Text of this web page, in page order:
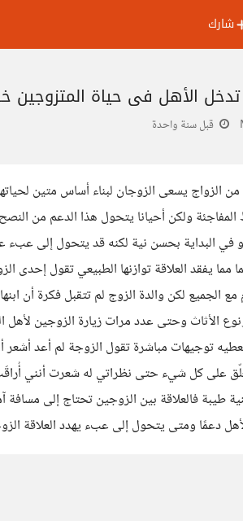
شارك
الأهل في حياة المتزوجين
قبل سنة واحدة
الزواج يسعى الزوجان لبناء أساس متين
ولكن أحيانا يتحول هذا الدعم من
في البداية بحسن نية لكنه قد يتحول إلى عبء
مما يفقد العلاقة توازنها الطبيعي تقول
مع الجميع لكن والدة الزوج لم تتقبل فكرة أن
الأثاث وحتى عدد مرات زيارة الزوجين
توجيهات مباشرة تقول الزوجة لم أعد
على كل شيء حتى نظراتي له شعرت أنني
طيبة فالعلاقة بين الزوجين تحتاج إلى مسافة
دعمًا ومتى يتحول إلى عبء يهدد العلاقة